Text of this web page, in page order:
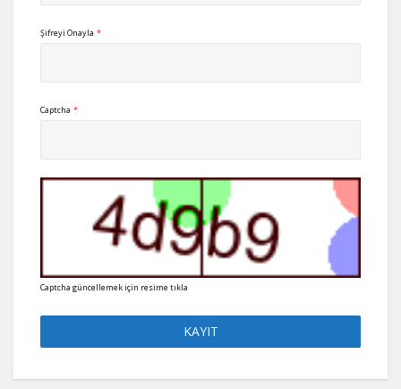
Şifreyi Onayla *
Captcha *
Captcha güncellemek için resime tıkla